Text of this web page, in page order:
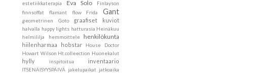
estetiikkaterapia
Eva Solo
Finlayson
finnsoffat
flamant flow Frida Gant
geometrinen Goto graafiset kuviot
halvalla happy lights hatturasia Heinäkuu
helmililja
hemmoittele henkilökunta
hiilenharmaa hobstar
House Doctor
Howart Wilson Ht.colleection Huonekalut
hylly inspitoitua inventaario
ITSENÄISYYSPÄIVÄ jakelupaikat jatkoaika